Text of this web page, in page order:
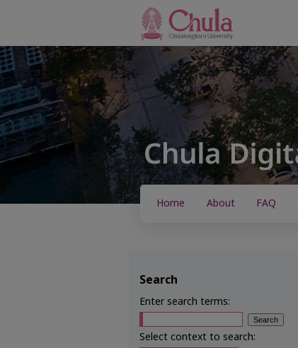
Home About FAQ
Search
Enter search terms:
Select context to search: